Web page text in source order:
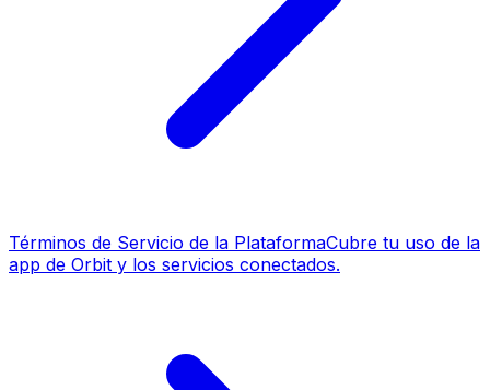
Términos de Servicio de la PlataformaCubre tu uso de la
app de Orbit y los servicios conectados.